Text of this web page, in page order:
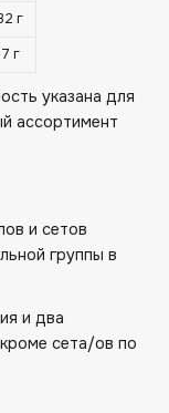
г
г
указана для
ассортимент
и сетов
группы в
и два
сета/ов по